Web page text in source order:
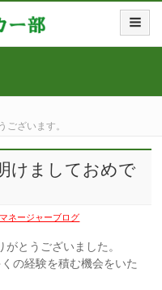
ございます。
けましておめで
マネージャーブログ
とうございました。
の経験を積む機会をいた